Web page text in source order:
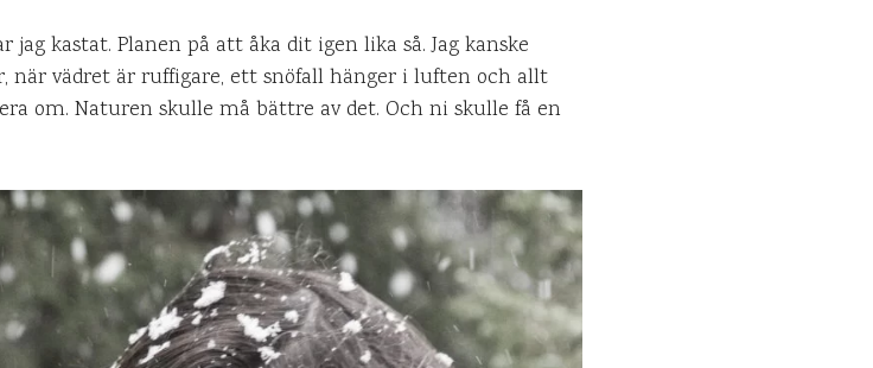
jag kastat. Planen på att åka dit igen lika så. Jag kanske
vädret är ruffigare, ett snöfall hänger i luften och allt
om. Naturen skulle må bättre av det. Och ni skulle få en